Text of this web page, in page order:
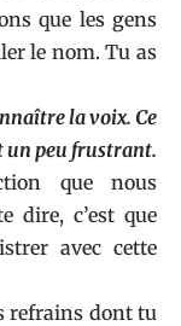
que les gens
le nom. Tu as
la voix. Ce
un peu frustrant.
que nous
dire, c’est que
avec cette
refrains dont tu